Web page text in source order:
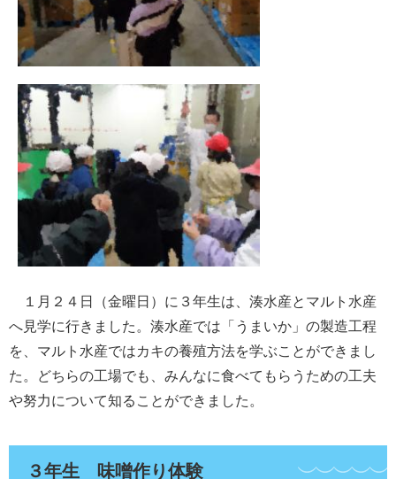
１月２４日（金曜日）に３年生は、湊水産とマルト水産
へ見学に行きました。湊水産では「うまいか」の製造工程
を、マルト水産ではカキの養殖方法を学ぶことができまし
た。どちらの工場でも、みんなに食べてもらうための工夫
や努力について知ることができました。
３年生 味噌作り体験